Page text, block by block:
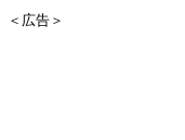
＜広告＞